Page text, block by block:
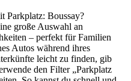
Parkplatz: Boussay?
große Auswahl an
– perfekt für Familien
Autos während ihres
leicht zu finden, gib
den Filter „Parkplatz